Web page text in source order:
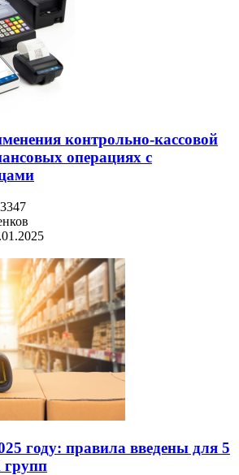
контрольно-кассовой
операциях с
году: правила введены для 5